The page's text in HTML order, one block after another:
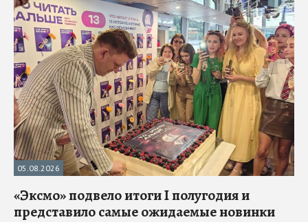
05.08.2026
«Эксмо» подвело итоги I полугодия и
представило самые ожидаемые новинки